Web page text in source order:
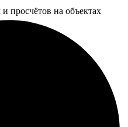
просчётов на объектах